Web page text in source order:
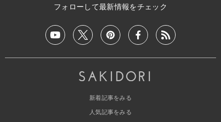
フォローして最新情報をチェック
新着記事をみる
人気記事をみる